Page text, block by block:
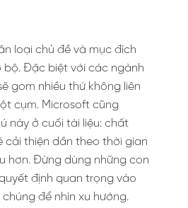
loại chủ đề và mục đích
bộ. Đặc biệt với các ngành
gom nhiều thứ không liên
cụm. Microsoft cũng
này ở cuối tài liệu: chất
cải thiện dần theo thời gian
hơn. Đừng dùng những con
định quan trọng vào
chúng để nhìn xu hướng.